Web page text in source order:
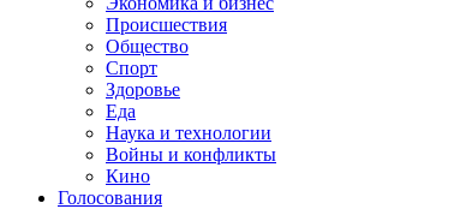
Происшествия
Общество
Спорт
Здоровье
Еда
Наука и технологии
Войны и конфликты
Кино
Голосования